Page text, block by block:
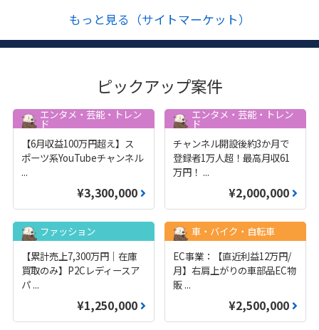
もっと見る（サイトマーケット）
ピックアップ案件
エンタメ・芸能・トレン
ド
【6月収益100万円超え】ス
ポーツ系YouTubeチャンネル
...
¥3,300,000
エンタメ・芸能・トレン
ド
チャンネル開設後約3か月で
登録者1万人超！最高月収61
万円！ ...
¥2,000,000
ファッション
【累計売上7,300万円｜在庫
買取のみ】P2Cレディースア
パ ...
¥1,250,000
車・バイク・自転車
EC事業：【直近利益12万円/
月】右肩上がりの車部品EC物
販 ...
¥2,500,000